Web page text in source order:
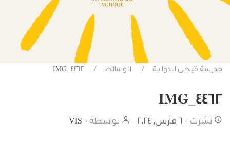
مدرسة فيجن الدولية الوسائط IMG_4462
IMG_4462
نشرت - بواسطة - VIS